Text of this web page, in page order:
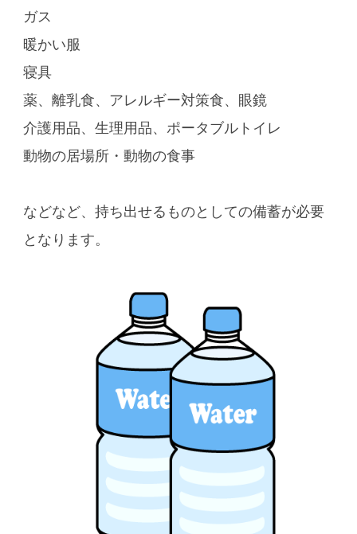
ガス
暖かい服
寝具
薬、離乳食、アレルギー対策食、眼鏡
介護用品、生理用品、ポータブルトイレ
動物の居場所・動物の食事
などなど、持ち出せるものとしての備蓄が必要
となります。